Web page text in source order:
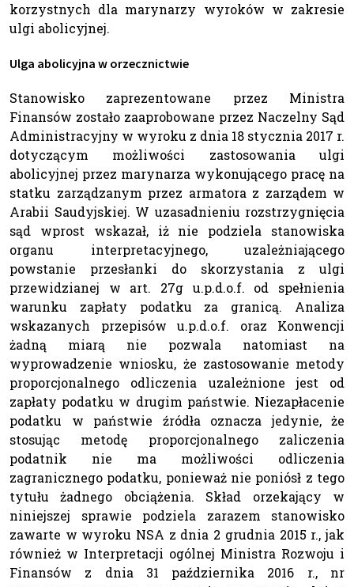
korzystnych dla marynarzy wyroków w zakresie
ulgi abolicyjnej.
Ulga abolicyjna w orzecznictwie
Stanowisko zaprezentowane przez Ministra
Finansów zostało zaaprobowane przez Naczelny Sąd
Administracyjny w wyroku z dnia 18 stycznia 2017 r.
dotyczącym możliwości zastosowania ulgi
abolicyjnej przez marynarza wykonującego pracę na
statku zarządzanym przez armatora z zarządem w
Arabii Saudyjskiej. W uzasadnieniu rozstrzygnięcia
sąd wprost wskazał, iż nie podziela stanowiska
organu interpretacyjnego, uzależniającego
powstanie przesłanki do skorzystania z ulgi
przewidzianej w art. 27g u.p.d.o.f. od spełnienia
warunku zapłaty podatku za granicą. Analiza
wskazanych przepisów u.p.d.o.f. oraz Konwencji
żadną miarą nie pozwala natomiast na
wyprowadzenie wniosku, że zastosowanie metody
proporcjonalnego odliczenia uzależnione jest od
zapłaty podatku w drugim państwie. Niezapłacenie
podatku w państwie źródła oznacza jedynie, że
stosując metodę proporcjonalnego zaliczenia
podatnik nie ma możliwości odliczenia
zagranicznego podatku, ponieważ nie poniósł z tego
tytułu żadnego obciążenia. Skład orzekający w
niniejszej sprawie podziela zarazem stanowisko
zawarte w wyroku NSA z dnia 2 grudnia 2015 r., jak
również w Interpretacji ogólnej Ministra Rozwoju i
Finansów z dnia 31 października 2016 r., nr